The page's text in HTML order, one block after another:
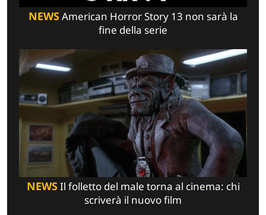
NEWSAmerican Horror Story 13 non sarà la
fine della serie
NEWSIl folletto del male torna al cinema: chi
scriverà il nuovo film